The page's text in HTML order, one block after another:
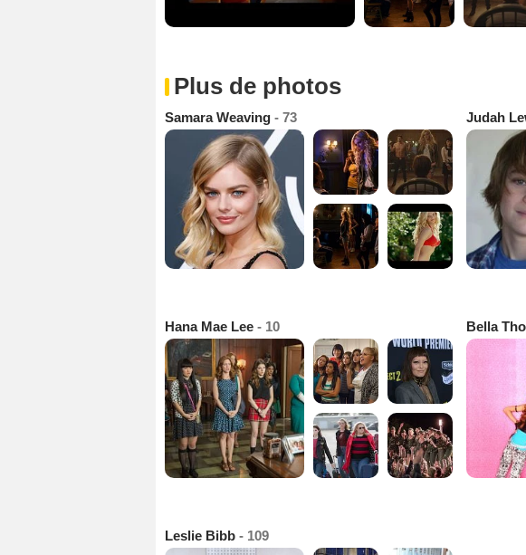
Plus de photos
Samara Weaving - 73 Judah
Hana Mae Lee - 10 Bella
Leslie Bibb - 109